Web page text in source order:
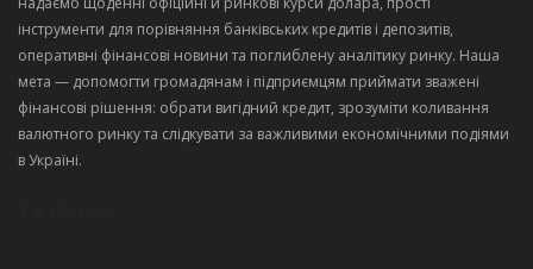
інструменти для порівняння банківських кредитів і депозитів,
оперативні фінансові новини та поглиблену аналітику ринку. Наша
мета — допомогти громадянам і підприємцям приймати зважені
фінансові рішення: обрати вигідний кредит, зрозуміти коливання
валютного ринку та слідкувати за важливими економічними подіями
в Україні.